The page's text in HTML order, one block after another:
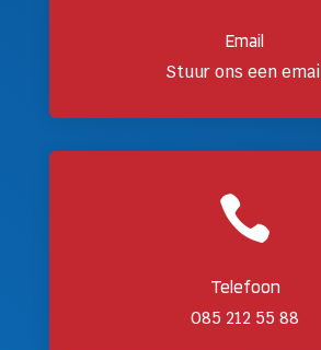
Email
Stuur ons een email

Telefoon
085 212 55 88